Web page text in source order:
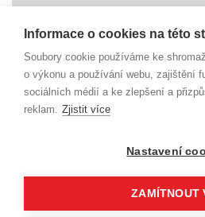
Náměstí Svobody 6
738 01 Frýdek-Místek
IČO: 29392055
dm@beskydy-info.cz
Informace o cookies na této
Soubory cookie používáme ke
o výkonu a používání webu, zajištění
sociálních médií a ke zlepšení a
reklam. Zjistit více
Nastavení
ZAMÍTNOUT